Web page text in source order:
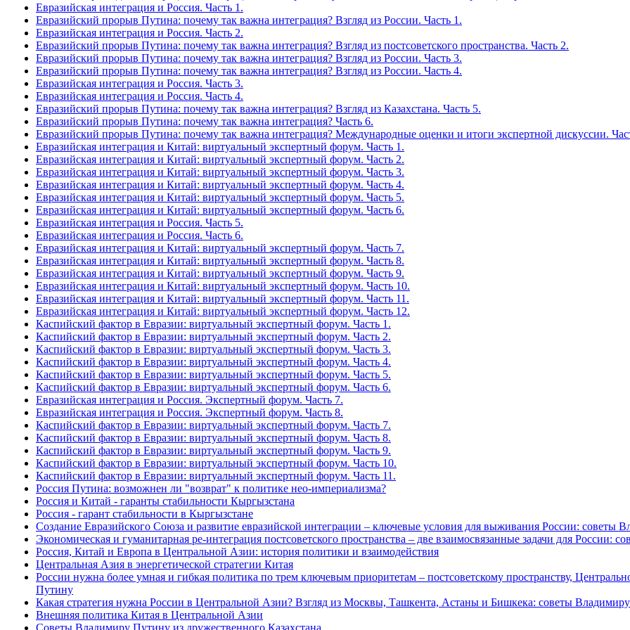
Евразийская интеграция и Россия. Часть 1.
Евразийский прорыв Путина: почему так важна интеграция? Взгляд из России. Часть 1.
Евразийская интеграция и Россия. Часть 2.
Евразийский прорыв Путина: почему так важна интеграция? Взгляд из постсоветского пространства. Часть 2.
Евразийский прорыв Путина: почему так важна интеграция? Взгляд из России. Часть 3.
Евразийский прорыв Путина: почему так важна интеграция? Взгляд из России. Часть 4.
Евразийская интеграция и Россия. Часть 3.
Евразийская интеграция и Россия. Часть 4.
Евразийский прорыв Путина: почему так важна интеграция? Взгляд из Казахстана. Часть 5.
Евразийский прорыв Путина: почему так важна интеграция? Часть 6.
Евразийский прорыв Путина: почему так важна интеграция? Международные оценки и итоги экспертной дискуссии.
Евразийская интеграция и Китай: виртуальный экспертный форум. Часть 1.
Евразийская интеграция и Китай: виртуальный экспертный форум. Часть 2.
Евразийская интеграция и Китай: виртуальный экспертный форум. Часть 3.
Евразийская интеграция и Китай: виртуальный экспертный форум. Часть 4.
Евразийская интеграция и Китай: виртуальный экспертный форум. Часть 5.
Евразийская интеграция и Китай: виртуальный экспертный форум. Часть 6.
Евразийская интеграция и Россия. Часть 5.
Евразийская интеграция и Россия. Часть 6.
Евразийская интеграция и Китай: виртуальный экспертный форум. Часть 7.
Евразийская интеграция и Китай: виртуальный экспертный форум. Часть 8.
Евразийская интеграция и Китай: виртуальный экспертный форум. Часть 9.
Евразийская интеграция и Китай: виртуальный экспертный форум. Часть 10.
Евразийская интеграция и Китай: виртуальный экспертный форум. Часть 11.
Евразийская интеграция и Китай: виртуальный экспертный форум. Часть 12.
Каспийский фактор в Евразии: виртуальный экспертный форум. Часть 1.
Каспийский фактор в Евразии: виртуальный экспертный форум. Часть 2.
Каспийский фактор в Евразии: виртуальный экспертный форум. Часть 3.
Каспийский фактор в Евразии: виртуальный экспертный форум. Часть 4.
Каспийский фактор в Евразии: виртуальный экспертный форум. Часть 5.
Каспийский фактор в Евразии: виртуальный экспертный форум. Часть 6.
Евразийская интеграция и Россия. Экспертный форум. Часть 7.
Евразийская интеграция и Россия. Экспертный форум. Часть 8.
Каспийский фактор в Евразии: виртуальный экспертный форум. Часть 7.
Каспийский фактор в Евразии: виртуальный экспертный форум. Часть 8.
Каспийский фактор в Евразии: виртуальный экспертный форум. Часть 9.
Каспийский фактор в Евразии: виртуальный экспертный форум. Часть 10.
Каспийский фактор в Евразии: виртуальный экспертный форум. Часть 11.
Россия Путина: возможнен ли "возврат" к политике нео-империализма?
Россия и Китай - гаранты стабильности Кыргызстана
Россия - гарант стабильности в Кыргызстане
Создание Евразийского Союза и развитие евразийской интеграции – ключевые условия для выживания России: советы
Экономическая и гуманитарная ре-интеграция постсоветского пространства – две взаимосвязанные задачи для России:
Россия, Китай и Европа в Центральной Азии: история политики и взаимодействия
Центральная Азия в энергетической стратегии Китая
России нужна более умная и гибкая политика по трем ключевым приоритетам – постсоветскому пространству,
Путину
Какая стратегия нужна России в Центральной Азии? Взгляд из Москвы, Ташкента, Астаны и Бишкека: советы
Внешняя политика Китая в Центральной Азии
Советы Владимиру Путину из дружественного Казахстана